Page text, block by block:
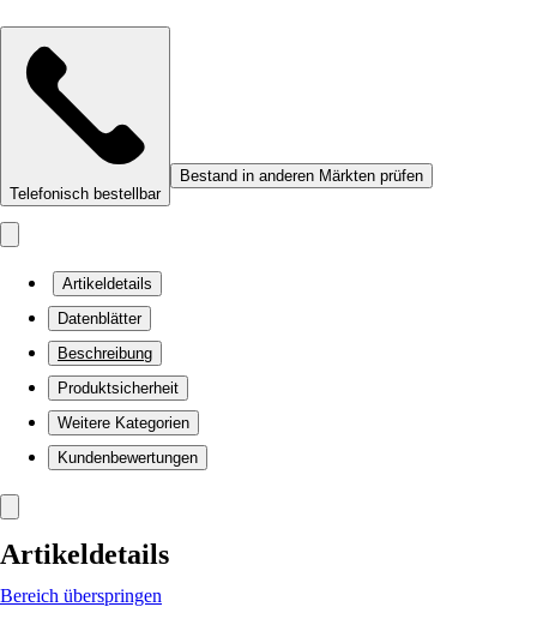
Telefonisch bestellbar
Bestand in anderen Märkten prüfen
Artikeldetails
Datenblätter
Beschreibung
Produktsicherheit
Weitere Kategorien
Kundenbewertungen
Artikeldetails
Bereich überspringen